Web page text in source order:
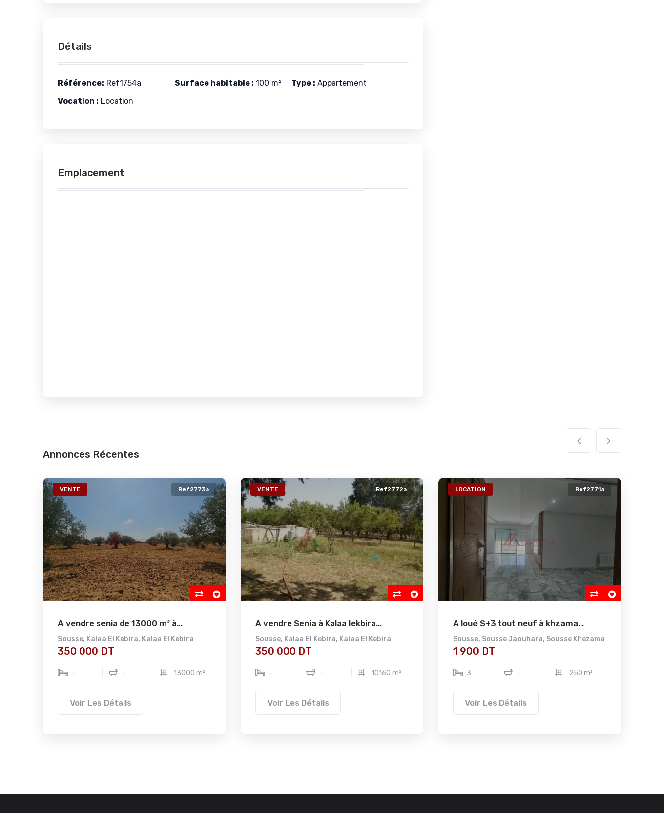
Détails
Référence: Ref1754a Surface habitable : 100 m² Type : Appartement
Vocation : Location
Emplacement
Annonces Récentes
VENTE Ref2773a
A vendre senia de 13000 m² à...
Sousse, Kalaa El Kebira, Kalaa El Kebira
350 000 DT
- - 13000 m²
Voir Les Détails
VENTE Ref2772a
A vendre Senia à Kalaa lekbira...
Sousse, Kalaa El Kebira, Kalaa El Kebira
350 000 DT
- - 10160 m²
Voir Les Détails
LOCATION Ref2771a
A loué S+3 tout neuf à khzama...
Sousse, Sousse Jaouhara, Sousse Khezama
1 900 DT
3 - 250 m²
Voir Les Détails